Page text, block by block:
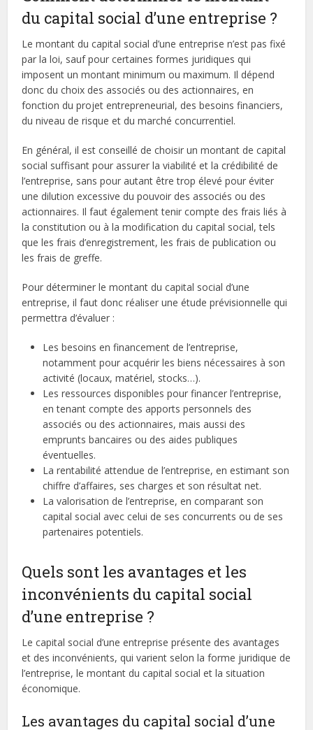
du capital social d’une entreprise ?
Le montant du capital social d’une entreprise n’est pas fixé
par la loi, sauf pour certaines formes juridiques qui
imposent un montant minimum ou maximum. Il dépend
donc du choix des associés ou des actionnaires, en
fonction du projet entrepreneurial, des besoins financiers,
du niveau de risque et du marché concurrentiel.
En général, il est conseillé de choisir un montant de capital
social suffisant pour assurer la viabilité et la crédibilité de
l’entreprise, sans pour autant être trop élevé pour éviter
une dilution excessive du pouvoir des associés ou des
actionnaires. Il faut également tenir compte des frais liés à
la constitution ou à la modification du capital social, tels
que les frais d’enregistrement, les frais de publication ou
les frais de greffe.
Pour déterminer le montant du capital social d’une
entreprise, il faut donc réaliser une étude prévisionnelle qui
permettra d’évaluer :
Les besoins en financement de l’entreprise,
notamment pour acquérir les biens nécessaires à son
activité (locaux, matériel, stocks…).
Les ressources disponibles pour financer l’entreprise,
en tenant compte des apports personnels des
associés ou des actionnaires, mais aussi des
emprunts bancaires ou des aides publiques
éventuelles.
La rentabilité attendue de l’entreprise, en estimant son
chiffre d’affaires, ses charges et son résultat net.
La valorisation de l’entreprise, en comparant son
capital social avec celui de ses concurrents ou de ses
partenaires potentiels.
Quels sont les avantages et les
inconvénients du capital social
d’une entreprise ?
Le capital social d’une entreprise présente des avantages
et des inconvénients, qui varient selon la forme juridique de
l’entreprise, le montant du capital social et la situation
économique.
Les avantages du capital social d’une